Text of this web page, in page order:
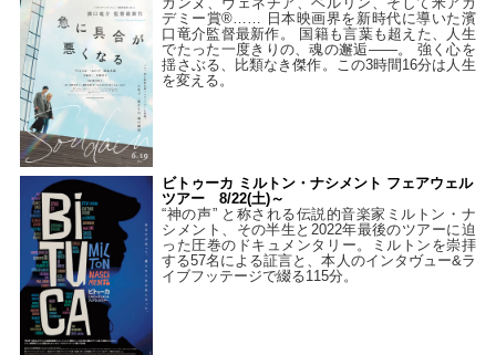
デミー賞®…… 日本映画界を新時代に導いた濱
口竜介監督最新作。 国籍も言葉も超えた、人生
でたった一度きりの、魂の邂逅――。 強く心を
揺さぶる、比類なき傑作。この3時間16分は人生
を変える。
ビトゥーカ ミルトン・ナシメント フェアウェル
ツアー 8/22(土)～
“神の声” と称される伝説的音楽家ミルトン・ナ
シメント、その半生と2022年最後のツアーに迫
った圧巻のドキュメンタリー。ミルトンを崇拝
する57名による証言と、本人のインタヴュー&ラ
イブフッテージで綴る115分。